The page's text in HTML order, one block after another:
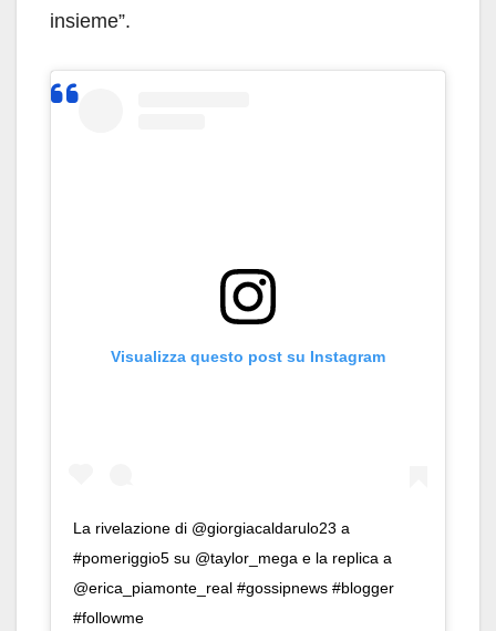
insieme”.
Visualizza questo post su Instagram
La rivelazione di @giorgiacaldarulo23 a
#pomeriggio5 su @taylor_mega e la replica a
@erica_piamonte_real #gossipnews #blogger
#followme